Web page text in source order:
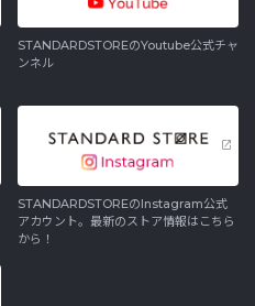
STANDARDSTOREのYoutube公式チャ
ンネル
STANDARDSTOREのInstagram公式
アカウント。最新のストア情報はこちら
から！